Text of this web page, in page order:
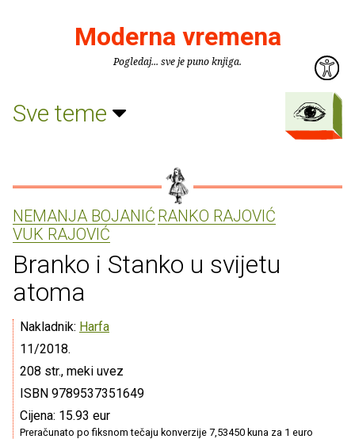
Moderna vremena
Pogledaj... sve je puno knjiga.
Sve teme
NEMANJA BOJANIĆ RANKO RAJOVIĆ
VUK RAJOVIĆ
Branko i Stanko u svijetu
atoma
Nakladnik: Harfa
11/2018.
208 str., meki uvez
ISBN 9789537351649
Cijena: 15.93 eur
Preračunato po fiksnom tečaju konverzije 7,53450 kuna za 1 euro